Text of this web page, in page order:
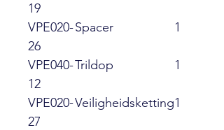
19
VPE020-
26
Spacer 1
VPE040-
12
Trildop 1
VPE020-
27
Veiligheidsketting1